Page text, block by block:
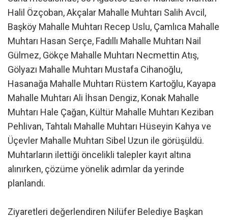
Halil Özçoban, Akçalar Mahalle Muhtarı Salih Avcil,
Başköy Mahalle Muhtarı Recep Uslu, Çamlıca Mahalle
Muhtarı Hasan Serçe, Fadıllı Mahalle Muhtarı Nail
Gülmez, Gökçe Mahalle Muhtarı Necmettin Atış,
Gölyazı Mahalle Muhtarı Mustafa Cihanoğlu,
Hasanağa Mahalle Muhtarı Rüstem Kartoğlu, Kayapa
Mahalle Muhtarı Ali İhsan Dengiz, Konak Mahalle
Muhtarı Hale Çağan, Kültür Mahalle Muhtarı Keziban
Pehlivan, Tahtalı Mahalle Muhtarı Hüseyin Kahya ve
Üçevler Mahalle Muhtarı Sibel Uzun ile görüşüldü.
Muhtarların ilettiği öncelikli talepler kayıt altına
alınırken, çözüme yönelik adımlar da yerinde
planlandı.
Ziyaretleri değerlendiren Nilüfer Belediye Başkan